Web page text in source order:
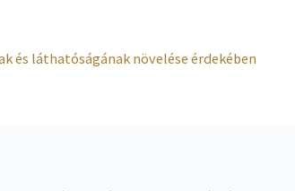
és láthatóságának növelése érdekében